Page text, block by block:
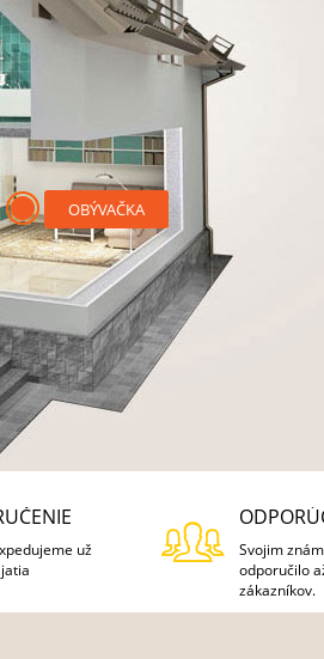
OBÝVAČKA
už
Svojim
odporučilo
zákazníkov.